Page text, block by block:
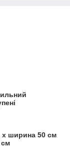
х ширина 50 см
см